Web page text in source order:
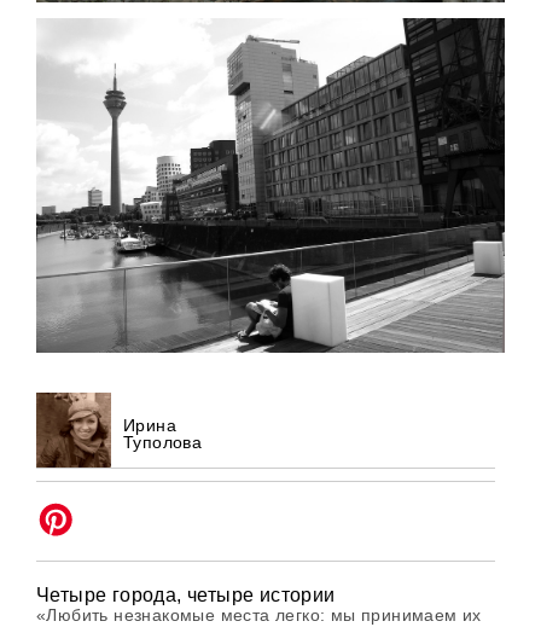
Ирина
Туполова
Четыре города, четыре истории
«Любить незнакомые места легко: мы принимаем их